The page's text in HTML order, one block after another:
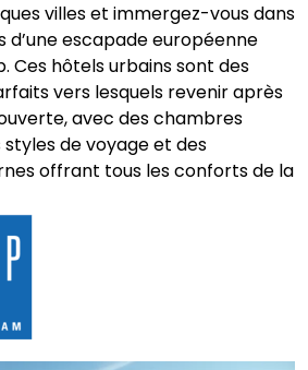
villes et immergez-vous dans
d’une escapade européenne
Ces hôtels urbains sont des
vers lesquels revenir après
avec des chambres
de voyage et des
offrant tous les conforts de la